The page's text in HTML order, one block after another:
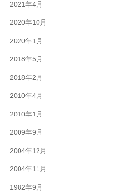
2021年4月
2020年10月
2020年1月
2018年5月
2018年2月
2010年4月
2010年1月
2009年9月
2004年12月
2004年11月
1982年9月